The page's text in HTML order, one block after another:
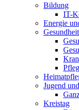
Bildung
IT-
Energie
Jugend
Kreistag